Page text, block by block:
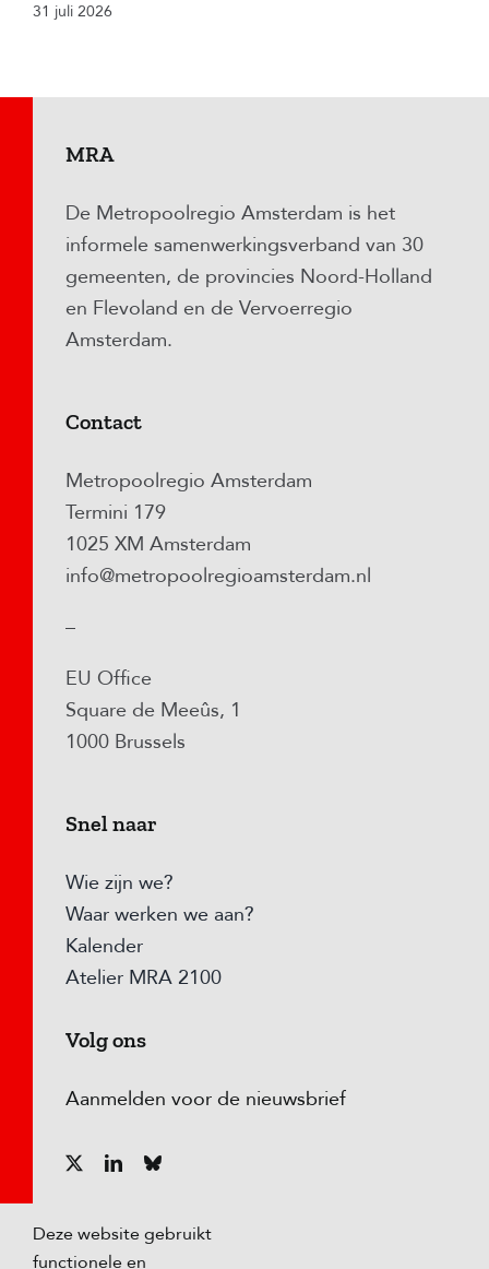
31 juli 2026
MRA
De Metropoolregio Amsterdam is het
informele samenwerkingsverband van 30
gemeenten, de provincies Noord-Holland
en Flevoland en de Vervoerregio
Amsterdam.
Contact
Metropoolregio Amsterdam
Termini 179
1025 XM Amsterdam
info@metropoolregioamsterdam.nl
–
EU Office
Square de Meeûs, 1
1000 Brussels
Snel naar
Wie zijn we?
Waar werken we aan?
Kalender
Atelier MRA 2100
Volg ons
Aanmelden voor de nieuwsbrief
Deze website gebruikt
functionele en